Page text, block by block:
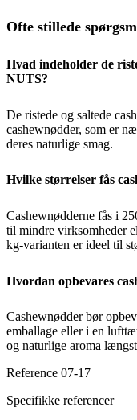
Ofte stillede
Hvad indeholder de
NUTS?
De ristede og saltede
cashewnødder, som er
deres naturlige smag.
Hvilke størrelser fås
Cashewnødderne fås i
til mindre virksomheder
kg-varianten er ideel til
Hvordan opbevares
Cashewnødder bør
emballage eller i en
og naturlige aroma
Reference 07-17
Specifikke referencer